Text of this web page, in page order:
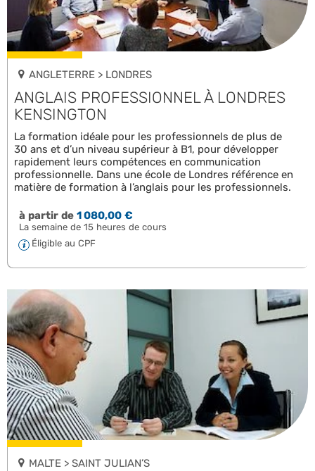
ANGLETERRE > LONDRES
ANGLAIS PROFESSIONNEL À LONDRES
KENSINGTON
La formation idéale pour les professionnels de plus de
30 ans et d’un niveau supérieur à B1, pour développer
rapidement leurs compétences en communication
professionnelle. Dans une école de Londres référence en
matière de formation à l’anglais pour les professionnels.
à partir de1 080,00 €
La semaine de 15 heures de cours
Éligible au CPF
MALTE > SAINT JULIAN’S